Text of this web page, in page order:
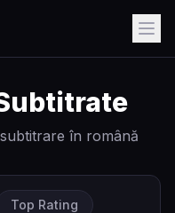
în română
Top Rating